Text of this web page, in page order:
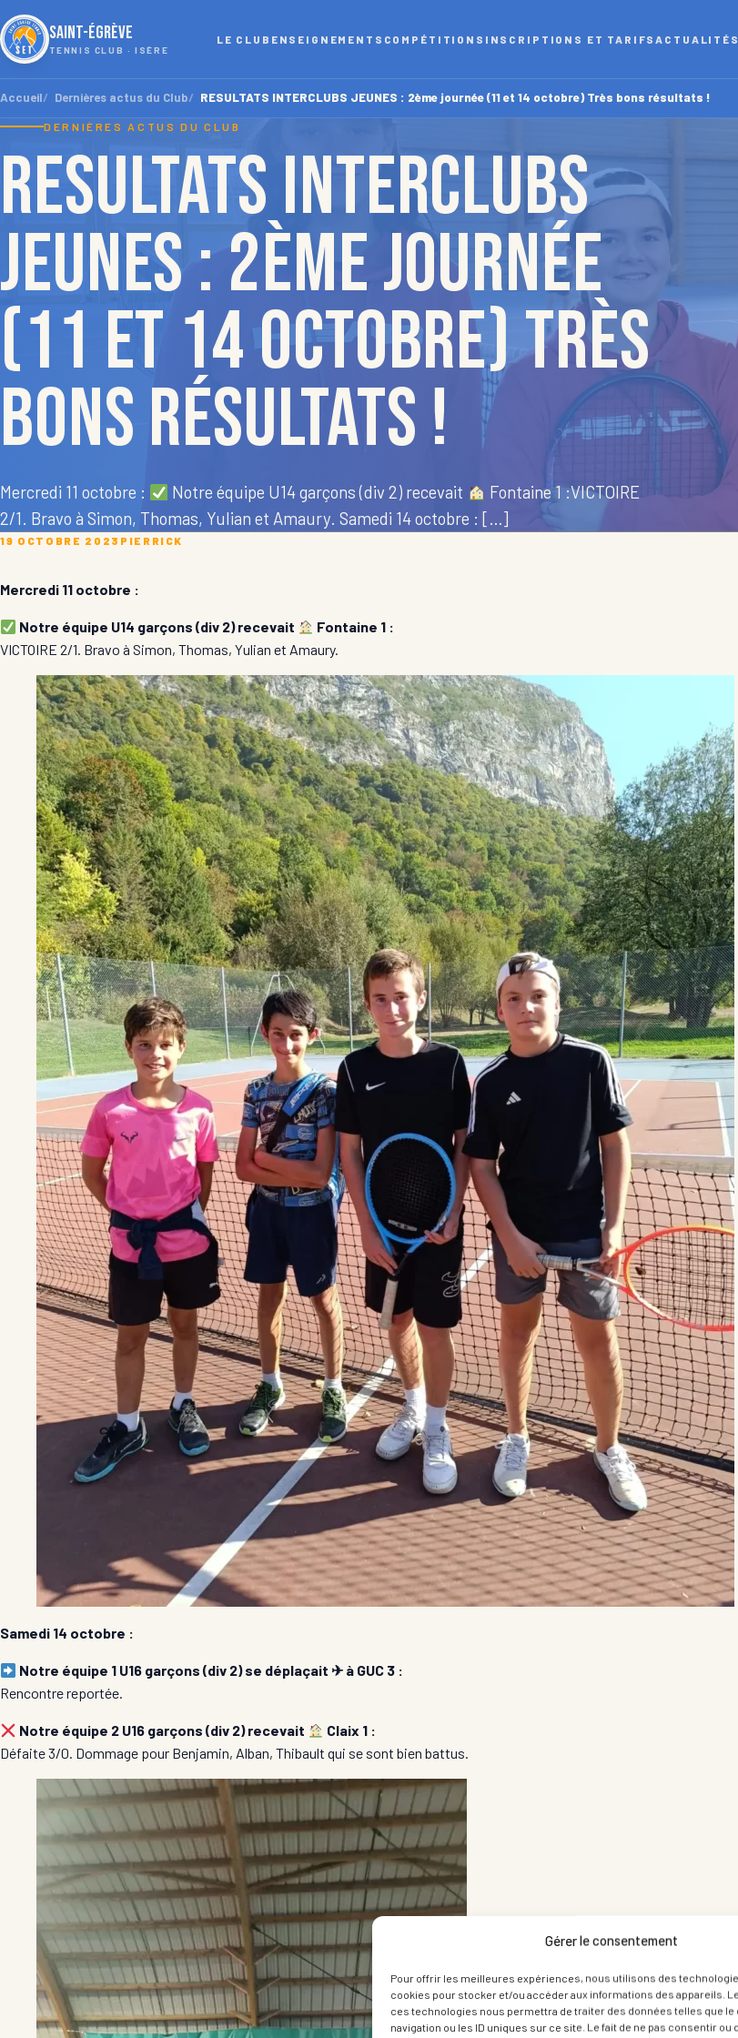
Gérer le consentement
Pour offrir les meilleures expériences, nous utilisons des
cookies pour stocker et/ou accéder aux informations des appareils.
ces technologies nous permettra de traiter des données telles que
navigation ou les ID uniques sur ce site. Le fait de ne pas consentir ou
SAINT-ÉGRÈVE
TENNIS CLUB · ISÈRE
LE CLUB ENSEIGNEMENTS COMPÉTITIONS INSCRIPTIONS ET TARIFS ACTUALITÉS
Accueil Dernières actus du Club RESULTATS INTERCLUBS JEUNES : 2ème journée (11 et 14 octobre) Très bons résultats !
DERNIÈRES ACTUS DU CLUB
RESULTATS INTERCLUBS
JEUNES : 2ème journée
(11 et 14 octobre) Très
bons résultats !
Mercredi 11 octobre : Notre équipe U14 garçons (div 2) recevait
Fontaine 1 :VICTOIRE
2/1. Bravo à Simon, Thomas, Yulian et Amaury. Samedi 14 octobre : […]
19 OCTOBRE 2023 PIERRICK
Mercredi 11 octobre :
Notre équipe U14 garçons (div 2) recevait
Fontaine 1 :
VICTOIRE 2/1. Bravo à Simon, Thomas, Yulian et Amaury.
Samedi 14 octobre :
Notre équipe 1 U16 garçons (div 2) se déplaçait ✈ à GUC 3 :
Rencontre reportée.
Notre équipe 2 U16 garçons (div 2) recevait
Claix 1 :
Défaite 3/0. Dommage pour Benjamin, Alban, Thibault qui se sont bien battus.